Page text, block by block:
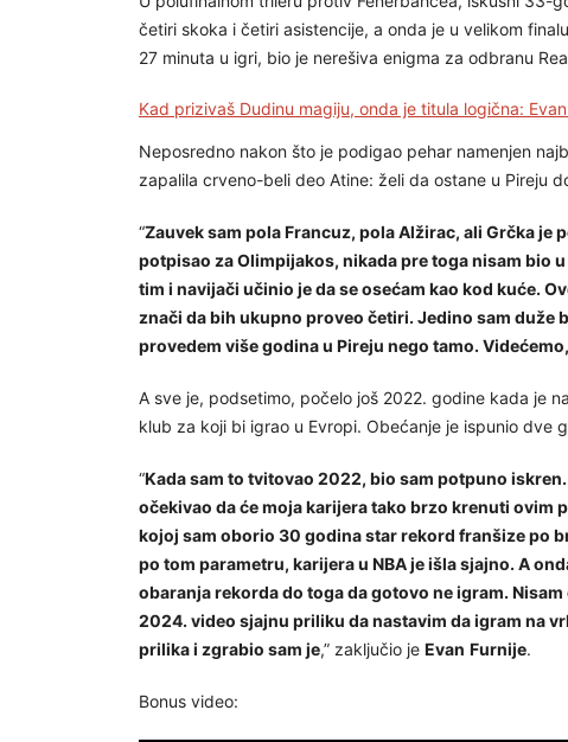
četiri skoka i četiri asistencije, a onda je u velikom
27 minuta u igri, bio je nerešiva enigma za odbranu
Kad prizivaš Dudinu magiju, onda je titula logična:
Neposredno nakon što je podigao pehar namenjen
zapalila crveno-beli deo Atine: želi da ostane u Pireju
“Zauvek sam pola Francuz, pola Alžirac, ali Grčka je
potpisao za Olimpijakos, nikada pre toga nisam bio
tim i navijači učinio je da se osećam kao kod kuće.
znači da bih ukupno proveo četiri. Jedino sam duže
provedem više godina u Pireju nego tamo.
A sve je, podsetimo, počelo još 2022. godine kada je
klub za koji bi igrao u Evropi. Obećanje je ispunio dve
“Kada sam to tvitovao 2022, bio sam potpuno
očekivao da će moja karijera tako brzo krenuti ovim
kojoj sam oborio 30 godina star rekord franšize po
po tom parametru, karijera u NBA je išla sjajno. A
obaranja rekorda do toga da gotovo ne igram.
2024. video sjajnu priliku da nastavim da igram na
prilika i zgrabio sam je,” zaključio je Evan Furnije.
Bonus video: